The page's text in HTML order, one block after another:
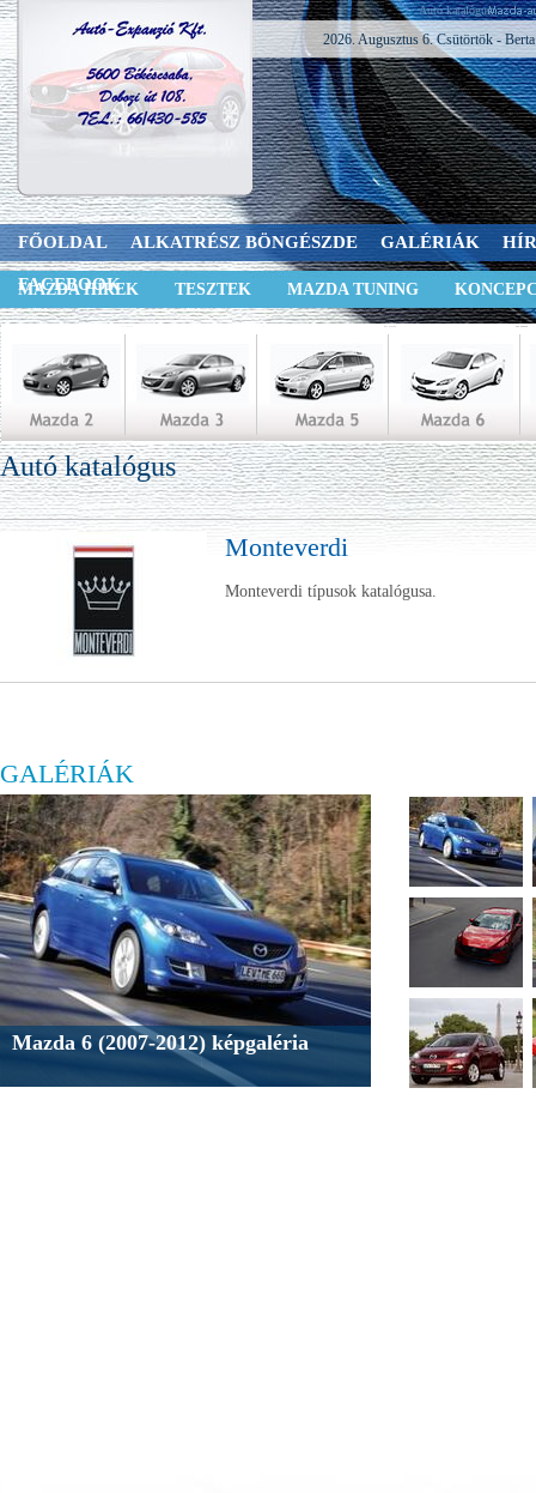
Autó katalógus
2026. Augusztus 6. Csütörtök - Berta
FŐOLDAL ALKATRÉSZ BÖNGÉSZDE GALÉRIÁK
FACEBOOK
MAZDA HÍREK TESZTEK MAZDA TUNING
Autó katalógus
Monteverdi
Monteverdi típusok katalógusa.
GALÉRIÁK
Mazda 6 (2007-2012) képgaléria